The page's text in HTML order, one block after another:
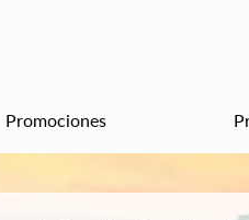
Promociones